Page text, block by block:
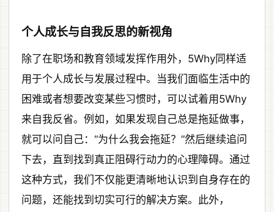
个人成长与自我反思的新视角
除了在职场和教育领域发挥作用外，5Why同样适
用于个人成长与发展过程中。当我们面临生活中的
困难或者想要改变某些习惯时，可以试着用5Why
来自我反省。例如，如果发现自己总是拖延做事，
就可以问自己：“为什么我会拖延？”然后继续追问
下去，直到找到真正阻碍行动力的心理障碍。通过
这种方式，我们不仅能更清晰地认识到自身存在的
问题，还能找到切实可行的解决方案。此外，